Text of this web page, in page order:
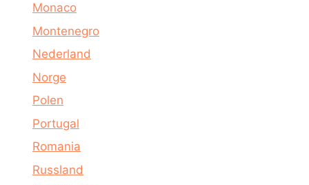
Monaco
Montenegro
Nederland
Norge
Polen
Portugal
Romania
Russland